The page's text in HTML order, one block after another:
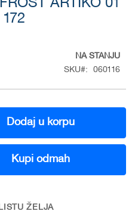
ARTIKO 01
NA STANJU
SKU
060116
Dodaj u korpu
Kupi odmah
ŽELJA